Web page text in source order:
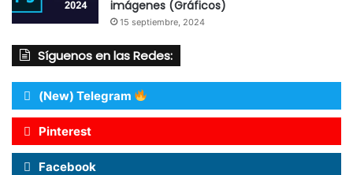
imágenes (Gráficos)
15 septiembre, 2024
Síguenos en las Redes:
(New) Telegram
Pinterest
Facebook